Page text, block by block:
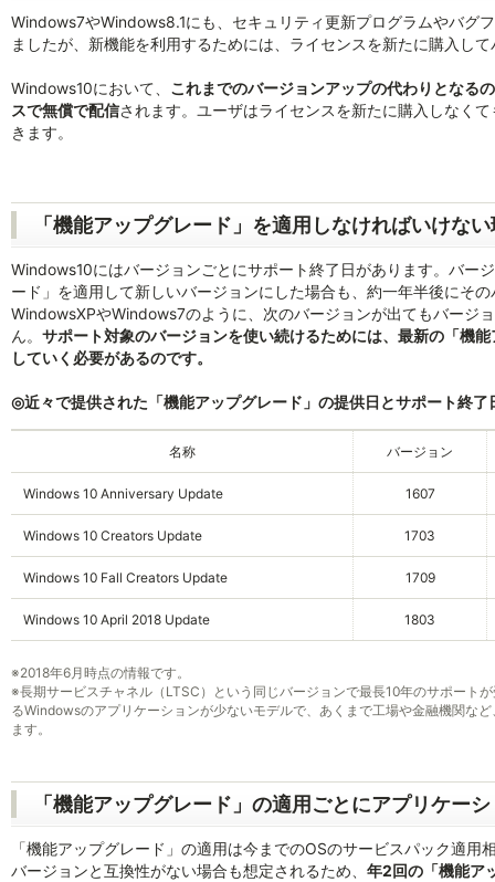
Windows7やWindows8.1にも、セキュリティ更新プログラムやバグ
ましたが、新機能を利用するためには、ライセンスを新たに購入し
Windows10において、 これまでのバージョンアップの代わりとなる
スで無償で配信されます。ユーザはライセンスを新たに購入しなく
きます。
「機能アップグレード」を適用しなければいけな
Windows10にはバージョンごとにサポート終了日があります。バー
ード」を適用して新しいバージョンにした場合も、約一年半後にそ
WindowsXPやWindows7のように、次のバージョンが出てもバージ
ん。 サポート対象のバージョンを使い続けるためには、最新の「機
していく必要があるのです。
◎近々で提供された「機能アップグレード」の提供日とサポート終了
名称 バージョン
Windows 10 Anniversary Update 1607
Windows 10 Creators Update 1703
Windows 10 Fall Creators Update 1709
Windows 10 April 2018 Update 1803
※2018年6月時点の情報です。
※長期サービスチャネル（LTSC）という同じバージョンで最長10年のサポート
るWindowsのアプリケーションが少ないモデルで、あくまで工場や金融機関な
ます。
「機能アップグレード」の適用ごとにアプリケー
「機能アップグレード」の適用は今までのOSのサービスパック適
バージョンと互換性がない場合も想定されるため、 年2回の「機能ア